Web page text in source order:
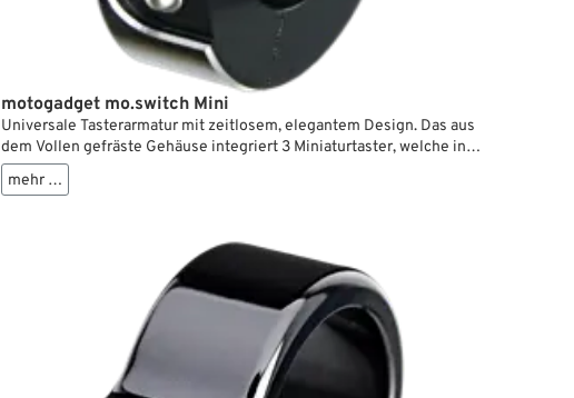
motogadget mo.switch Mini
Universale Tasterarmatur mit zeitlosem, elegantem Design. Das aus
dem Vollen gefräste Gehäuse integriert 3 Miniaturtaster, welche in
Verbindung mit einer elektronischen Tastersteuerung (z.B.
motogadget m-unit) Licht, Blinker, E-Starter, Hupe und vieles mehr
Zwei versenkte Edelstahlschrauben halten die Klemme sicher am
mehr …